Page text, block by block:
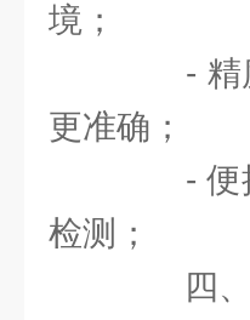
境；
- 精度
更准确；
- 便携
检测；
四、